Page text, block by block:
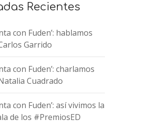
Recientes
con Fuden’: hablamos
Garrido
con Fuden’: charlamos
Cuadrado
con Fuden’: así vivimos la
de los #PremiosED